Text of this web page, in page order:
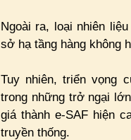
Ngoài ra, loại nhiên
sở hạ tầng hàng không
Tuy nhiên, triển vọng
trong những trở ngại
giá thành e-SAF hiện
truyền thống.